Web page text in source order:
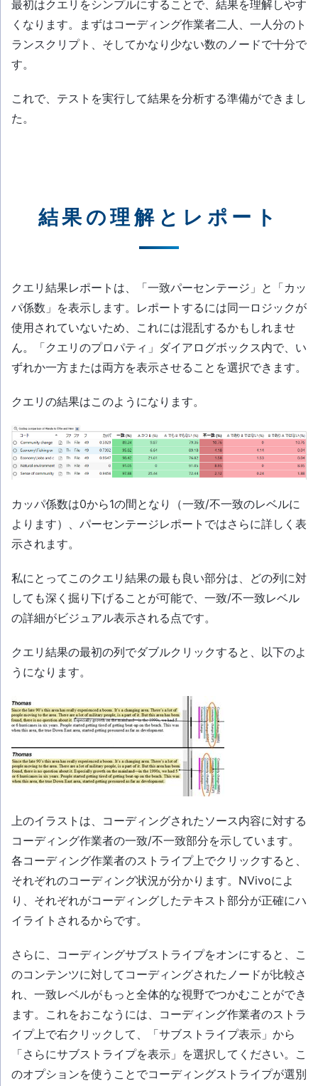
最初はクエリをシンプルにすることで、結果を理解しやす
くなります。まずはコーディング作業者二人、一人分のト
ランスクリプト、そしてかなり少ない数のノードで十分で
す。
これで、テストを実行して結果を分析する準備ができまし
た。
結果の理解とレポート
クエリ結果レポートは、「一致パーセンテージ」と「カッ
パ係数」を表示します。レポートするには同一ロジックが
使用されていないため、これには混乱するかもしれませ
ん。「クエリのプロパティ」ダイアログボックス内で、い
ずれか一方または両方を表示させることを選択できます。
クエリの結果はこのようになります。
カッパ係数は0から1の間となり（一致/不一致のレベルに
よります）、パーセンテージレポートではさらに詳しく表
示されます。
私にとってこのクエリ結果の最も良い部分は、どの列に対
しても深く掘り下げることが可能で、一致/不一致レベル
の詳細がビジュアル表示される点です。
クエリ結果の最初の列でダブルクリックすると、以下のよ
うになります。
上のイラストは、コーディングされたソース内容に対する
コーディング作業者の一致/不一致部分を示しています。
各コーディング作業者のストライプ上でクリックすると、
それぞれのコーディング状況が分かります。NVivoによ
り、それぞれがコーディングしたテキスト部分が正確にハ
イライトされるからです。
さらに、コーディングサブストライプをオンにすると、こ
のコンテンツに対してコーディングされたノードが比較さ
れ、一致レベルがもっと全体的な視野でつかむことができ
ます。これをおこなうには、コーディング作業者のストラ
イプ上で右クリックして、「サブストライプ表示」から
「さらにサブストライプを表示」を選択してください。こ
のオプションを使うことでコーディングストライプが選別